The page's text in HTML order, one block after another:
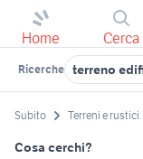
Home Cerca
Ricerche terreno
Subito Terreni e rustici
Cosa cerchi?